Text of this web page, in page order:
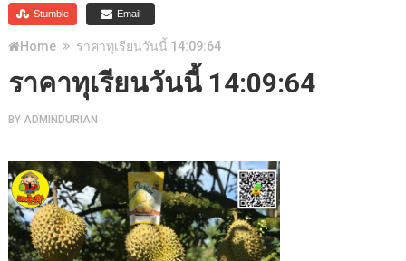
Stumble Email
Home ราคาทุเรียนวันนี้ 14:09:64
ราคาทุเรียนวันนี้ 14:09:64
BY ADMINDURIAN